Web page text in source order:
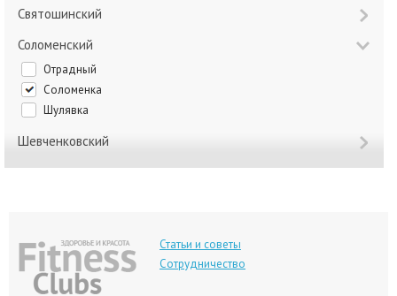
Святошинский
Соломенский
Отрадный
Соломенка
Шулявка
Шевченковский
Статьи и советы
Сотрудничество